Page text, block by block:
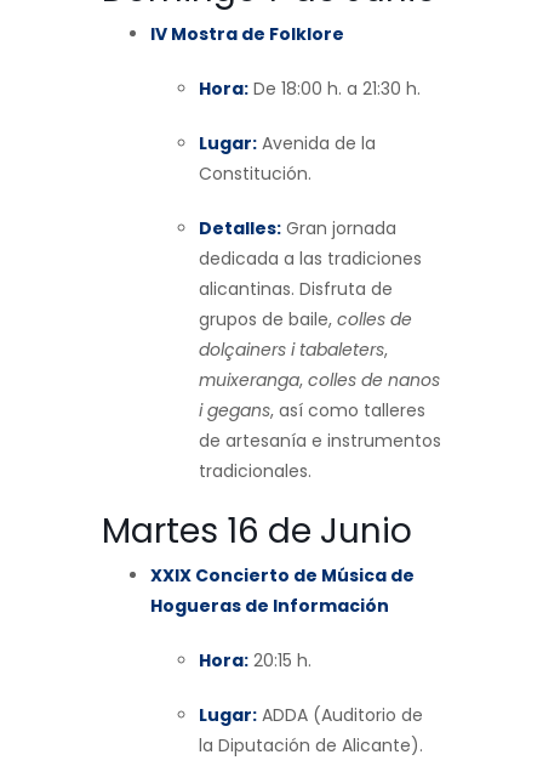
IV Mostra de Folklore
Hora: De 18:00 h. a 21:30 h.
Lugar: Avenida de la
Constitución.
Detalles: Gran jornada
dedicada a las tradiciones
alicantinas. Disfruta de
grupos de baile, colles de
dolçainers i tabaleters,
muixeranga, colles de nanos
i gegans, así como talleres
de artesanía e instrumentos
tradicionales.
Martes 16 de Junio
XXIX Concierto de Música de
Hogueras de Información
Hora: 20:15 h.
Lugar: ADDA (Auditorio de
la Diputación de Alicante).